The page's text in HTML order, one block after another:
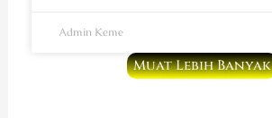
Admin Keme
Muat Lebih Banyak